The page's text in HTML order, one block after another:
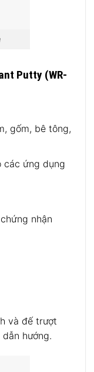
Putty (WR-
gốm, bê tông,
các ứng dụng
nhận
và đế trượt
hướng.